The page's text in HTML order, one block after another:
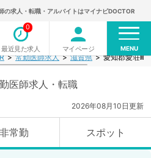
の求人・転職・アルバイトはマイナビDOCTOR
最近見た求人
0
マイページ MENU
常勤医師求人 滋賀県 愛知郡愛荘町
医師求人・転職
2026年08月10日更新
非常勤 スポット